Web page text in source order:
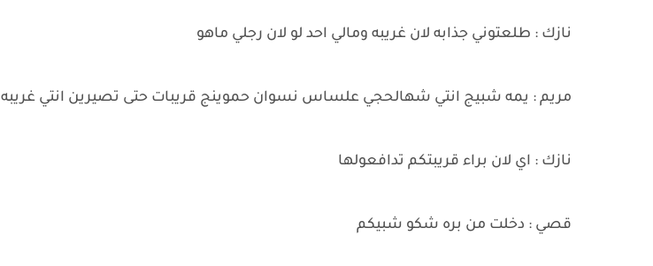
نازك : طلعتوني جذابه لان غريبه ومالي احد لو لان رجلي ماهو
مريم : يمه شبيج انتي شهالحجي علساس نسوان حموينج قريبات حتى تصيرين انتي غريبه
نازك : اي لان براء قريبتكم تدافعولها
قصي : دخلت من بره شكو شبيكم